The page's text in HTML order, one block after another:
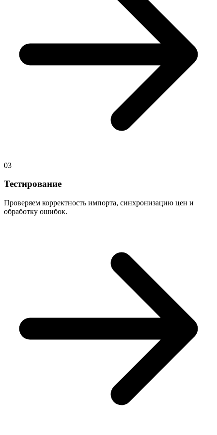
03
Тестирование
Проверяем корректность импорта, синхронизацию цен и
обработку ошибок.